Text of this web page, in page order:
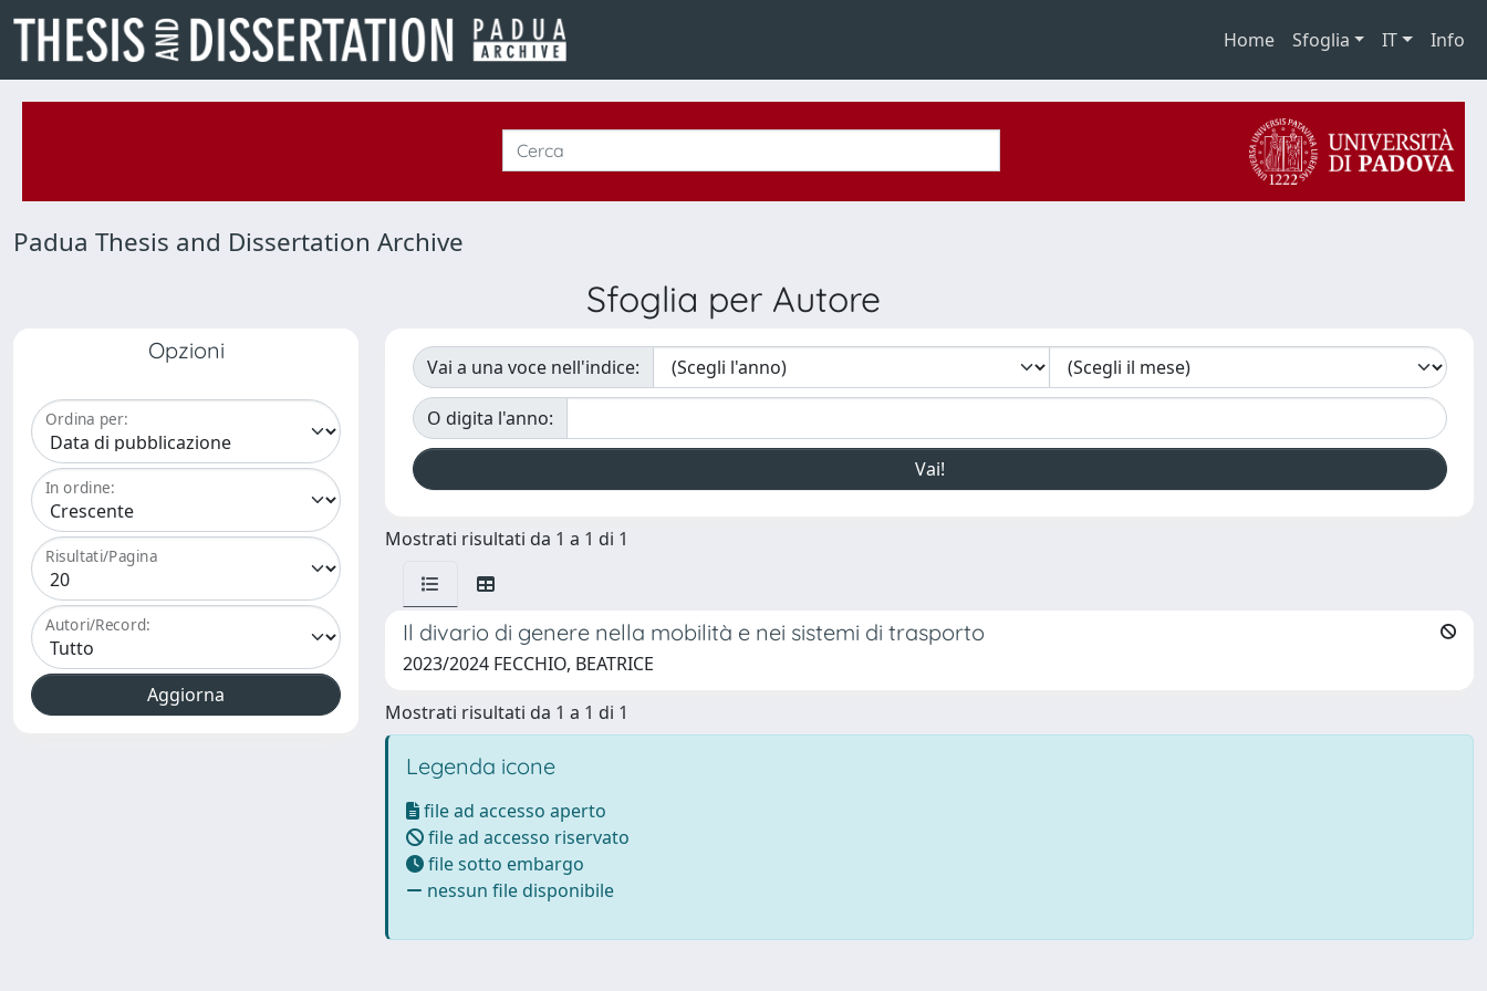
Home Sfoglia IT Info
Padua Thesis and Dissertation Archive
Sfoglia per Autore
Opzioni
Ordina per:
In ordine:
Risultati/Pagina
Autori/Record:
Vai a una voce nell'indice:
O digita l'anno:
Mostrati risultati da 1 a 1 di 1
Il divario di genere nella mobilità e nei sistemi di trasporto
2023/2024 FECCHIO, BEATRICE
Mostrati risultati da 1 a 1 di 1
Legenda icone
file ad accesso aperto
file ad accesso riservato
file sotto embargo
nessun file disponibile